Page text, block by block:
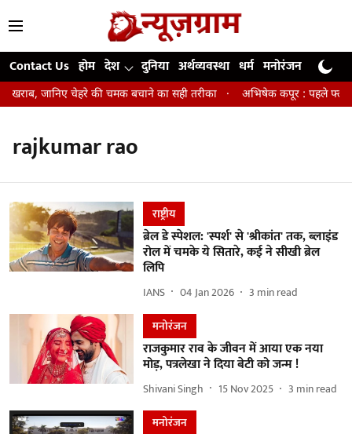
Contact Us होम देश दुनिया अर्थव्यवस्था धर्म मनोरंजन खेल
जानिए चेहरे की चमक बचाने का सही तरीका अभिषेक कपूर : पहले फ्लॉप
rajkumar rao
राष्ट्रीय
ब्रेल डे स्पेशल: 'स्पर्श' से 'श्रीकांत' तक, ब्लाइंड
रोल में चमके ये सितारे, कई ने सीखी ब्रेल
लिपि
IANS 04 Jan 2026 3 min read
मनोरंजन
राजकुमार राव के जीवन में आया एक नया
मोड़, पत्रलेखा ने दिया बेटी को जन्म !
Shivani Singh 15 Nov 2025 3 min read
मनोरंजन